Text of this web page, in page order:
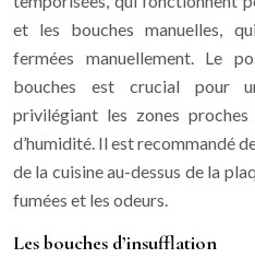
et les bouches manuelles,
fermées manuellement. Le
bouches est crucial pour
privilégiant les zones
d’humidité. Il est recommandé
de la cuisine au-dessus de la
fumées et les odeurs.
Les bouches d’insufflation